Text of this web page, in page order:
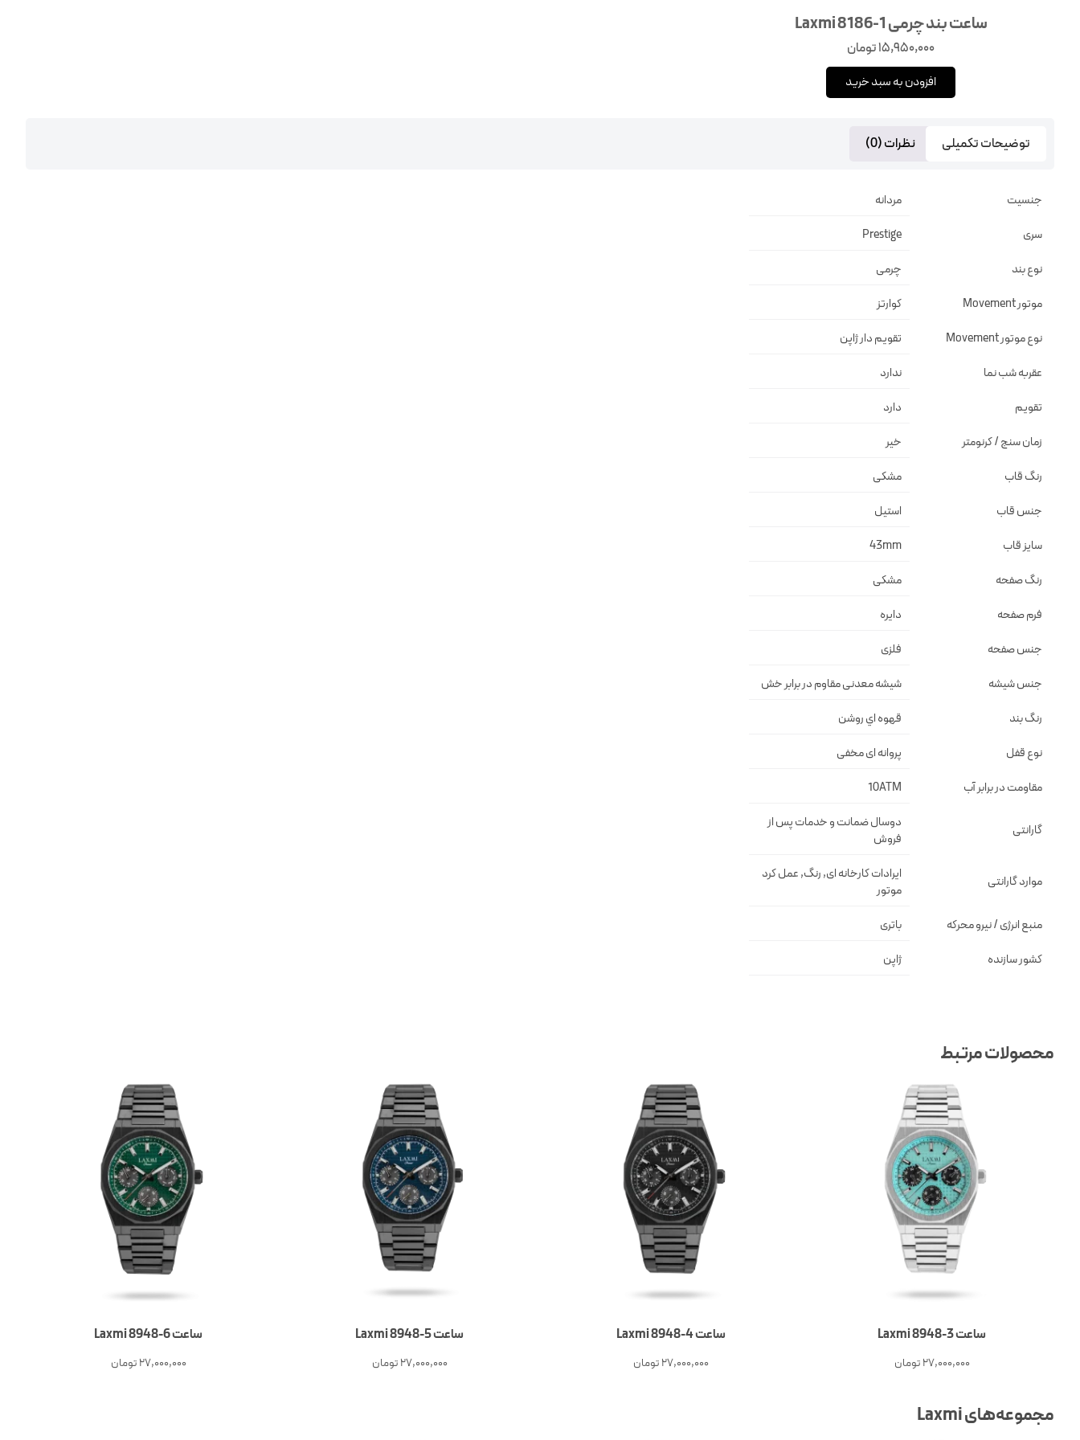
ساعت بند چرمی Laxmi 8186-1
15,950,000تومان
افزودن به سبد خرید
توضیحات تکمیلی نظرات (0)
جنسیت مردانه
سری Prestige
نوع بند چرمی
موتور Movement کوارتز
نوع موتور Movement تقويم دار ژاپن
عقربه شب نما ندارد
تقویم دارد
زمان سنج / کرنومتر خیر
رنگ قاب مشكى
جنس قاب استيل
سایز قاب 43mm
رنگ صفحه مشكى
فرم صفحه دايره
جنس صفحه فلزى
جنس شیشه شيشه معدنى مقاوم در برابر خش
رنگ بند قهوه اي روشن
نوع قفل پروانه اى مخفى
مقاومت در برابر آب 10ATM
گارانتی
دوسال ضمانت و خدمات پس از
فروش
موارد گارانتی
ایرادات کارخانه ای, رنگ, عمل کرد
موتور
منبع انرژی / نیرو محرکه باتری
کشور سازنده ژاپن
محصولات مرتبط
ساعت 3-Laxmi 8948
27,000,000تومان
ساعت 4-Laxmi 8948
27,000,000تومان
ساعت 5-Laxmi 8948
27,000,000تومان
ساعت 6-Laxmi 8948
27,000,000تومان
مجموعه‌های Laxmi